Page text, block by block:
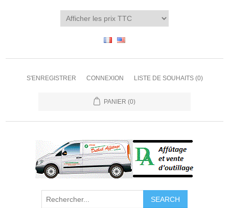
S'ENREGISTRER CONNEXION LISTE DE SOUHAITS (0)
PANIER (0)